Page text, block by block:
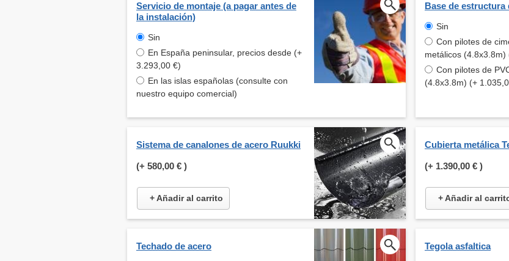
Servicio de montaje (a pagar antes de
la instalación)
Sin
En España peninsular, precios desde (+
3.293,00 €)
En las islas españolas (consulte con
nuestro equipo comercial)
Base de estructura
Sin
Con pilotes de
metálicos (4.8x3.8m)
Con pilotes de
(4.8x3.8m) (+
Sistema de canalones de acero Ruukki
(+ 580,00 € )
+ Añadir al carrito
Cubierta metálica
(+ 1.390,00 € )
+ Añadir al
Techado de acero Tegola asfaltica